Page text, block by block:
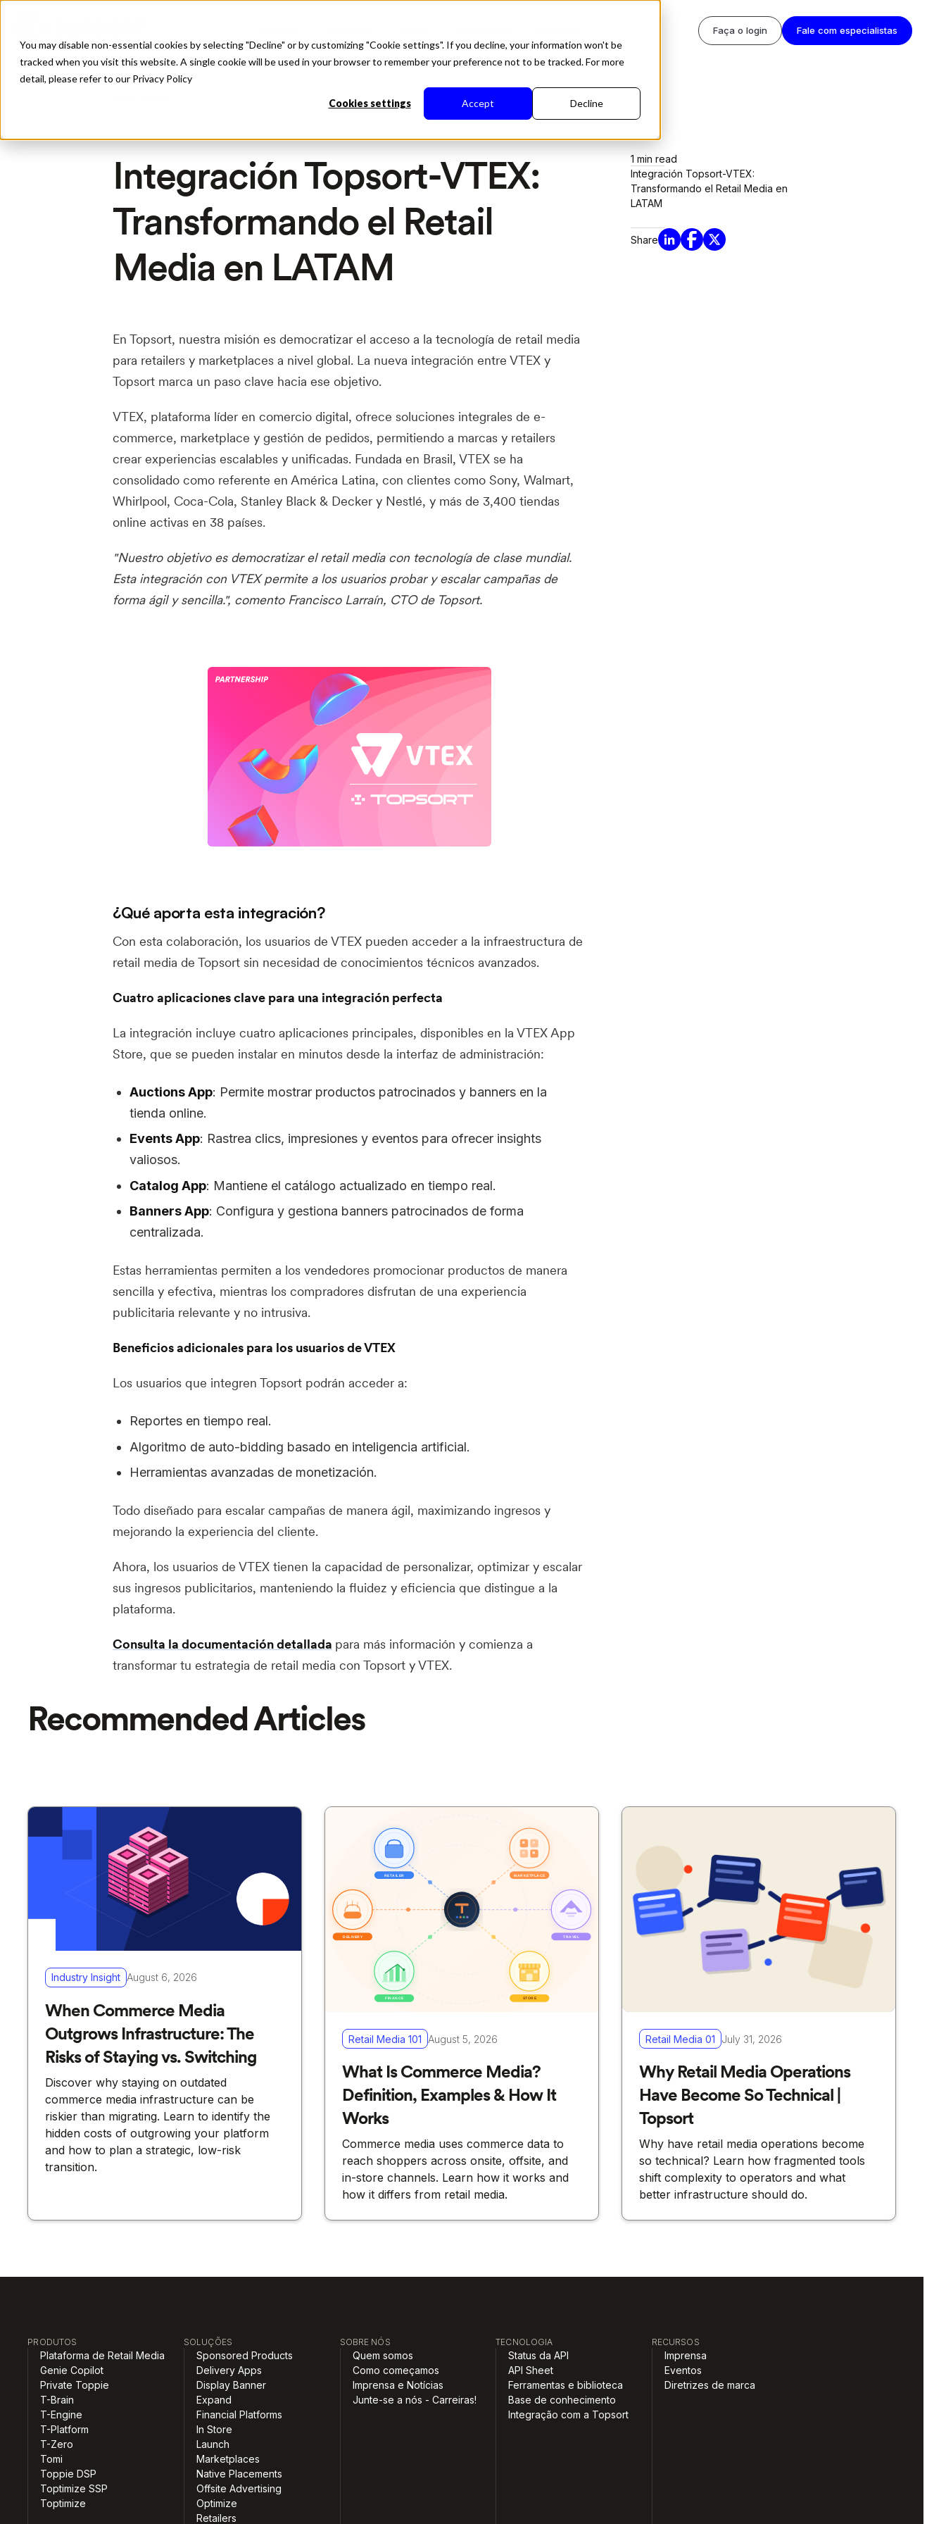
You may disable non-essential cookies by selecting "Decline" or by customizing "Cookie settings". If you decline, your information won't be
tracked when you visit this website. A single cookie will be used in your browser to remember your preference not to be tracked. For more
detail, please refer to our Privacy Policy
Cookies settings Accept Decline
Faça o login Fale com especialistas
Integración Topsort-VTEX:
Transformando el Retail
Media en LATAM
En Topsort, nuestra misión es democratizar el acceso a la tecnología de retail media
para retailers y marketplaces a nivel global. La nueva integración entre VTEX y
Topsort marca un paso clave hacia ese objetivo.
VTEX, plataforma líder en comercio digital, ofrece soluciones integrales de e-
commerce, marketplace y gestión de pedidos, permitiendo a marcas y retailers
crear experiencias escalables y unificadas. Fundada en Brasil, VTEX se ha
consolidado como referente en América Latina, con clientes como Sony, Walmart,
Whirlpool, Coca-Cola, Stanley Black & Decker y Nestlé, y más de 3,400 tiendas
online activas en 38 países.
"Nuestro objetivo es democratizar el retail media con tecnología de clase mundial.
Esta integración con VTEX permite a los usuarios probar y escalar campañas de
forma ágil y sencilla.", comento Francisco Larraín, CTO de Topsort.
¿Qué aporta esta integración?
Con esta colaboración, los usuarios de VTEX pueden acceder a la infraestructura de
retail media de Topsort sin necesidad de conocimientos técnicos avanzados.
Cuatro aplicaciones clave para una integración perfecta
La integración incluye cuatro aplicaciones principales, disponibles en la VTEX App
Store, que se pueden instalar en minutos desde la interfaz de administración:
Auctions App: Permite mostrar productos patrocinados y banners en la
tienda online.
Events App: Rastrea clics, impresiones y eventos para ofrecer insights
valiosos.
Catalog App: Mantiene el catálogo actualizado en tiempo real.
Banners App: Configura y gestiona banners patrocinados de forma
centralizada.
Estas herramientas permiten a los vendedores promocionar productos de manera
sencilla y efectiva, mientras los compradores disfrutan de una experiencia
publicitaria relevante y no intrusiva.
Beneficios adicionales para los usuarios de VTEX
Los usuarios que integren Topsort podrán acceder a:
Reportes en tiempo real.
Algoritmo de auto-bidding basado en inteligencia artificial.
Herramientas avanzadas de monetización.
Todo diseñado para escalar campañas de manera ágil, maximizando ingresos y
mejorando la experiencia del cliente.
Ahora, los usuarios de VTEX tienen la capacidad de personalizar, optimizar y escalar
sus ingresos publicitarios, manteniendo la fluidez y eficiencia que distingue a la
plataforma.
Consulta la documentación detallada para más información y comienza a
transformar tu estrategia de retail media con Topsort y VTEX.
1 min read
Integración Topsort-VTEX:
Transformando el Retail Media en
LATAM
Share
Recommended Articles
Industry Insight August 6, 2026
When Commerce Media
Outgrows Infrastructure: The
Risks of Staying vs. Switching
Discover why staying on outdated
commerce media infrastructure can be
riskier than migrating. Learn to identify the
hidden costs of outgrowing your platform
and how to plan a strategic, low-risk
transition.
Retail Media 101 August 5, 2026
What Is Commerce Media?
Definition, Examples & How It
Works
Commerce media uses commerce data to
reach shoppers across onsite, offsite, and
in-store channels. Learn how it works and
how it differs from retail media.
Retail Media 01 July 31, 2026
Why Retail Media Operations
Have Become So Technical |
Topsort
Why have retail media operations become
so technical? Learn how fragmented tools
shift complexity to operators and what
better infrastructure should do.
PRODUTOS
Plataforma de Retail Media
Genie Copilot
Private Toppie
T-Brain
T-Engine
T-Platform
T-Zero
Tomi
Toppie DSP
Toptimize SSP
Toptimize
SOLUÇÕES
Sponsored Products
Delivery Apps
Display Banner
Expand
Financial Platforms
In Store
Launch
Marketplaces
Native Placements
Offsite Advertising
Optimize
Retailers
SOBRE NÓS
Quem somos
Como começamos
Imprensa e Notícias
Junte-se a nós - Carreiras!
TECNOLOGIA
Status da API
API Sheet
Ferramentas e biblioteca
Base de conhecimento
Integração com a Topsort
RECURSOS
Imprensa
Eventos
Diretrizes de marca